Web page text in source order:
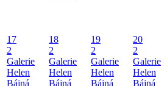
17
2
Galerie
Helen
Bájná
18
2
Galerie
Helen
Bájná
19
2
Galerie
Helen
Bájná
20
2
Galerie
Helen
Bájná